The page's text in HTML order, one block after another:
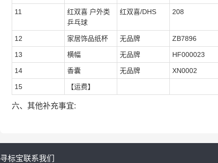
11
红双喜 户外类
乒乓球
红双喜/DHS 208
12 家居饰品纸杯 无品牌 ZB7896
13 横幅 无品牌 HF000023
14 香囊 无品牌 XN0002
15 【运费】
六、其他补充事宜:
寻标宝联系我们